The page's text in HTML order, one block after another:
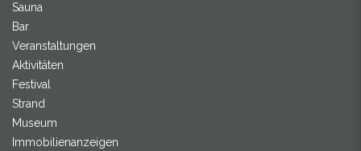
Sauna
Bar
Veranstaltungen
Aktivitäten
Festival
Strand
Museum
Immobilienanzeigen